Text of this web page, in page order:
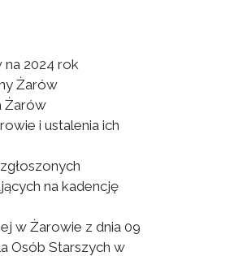
na 2024 rok
Żarów
Żarów
i ustalenia ich
na kadencję
w Żarowie z dnia 09
Osób Starszych w